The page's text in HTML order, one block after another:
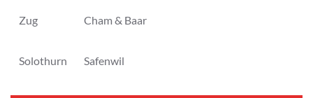
Zug Cham & Baar
Solothurn Safenwil